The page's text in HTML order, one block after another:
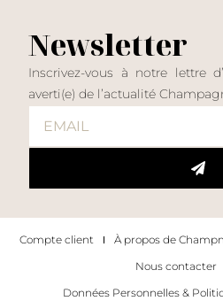
Newsletter
Inscrivez-vous à notre lettre
averti(e) de l’actualité
Compte client À propos de
Nous contacter
Données Personnelles &